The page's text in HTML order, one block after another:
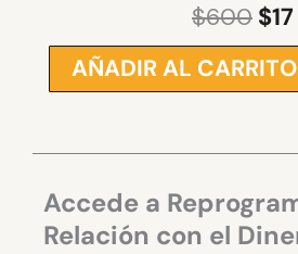
$600 El
$17
Reprograma
Dinero
Begoña
AÑADIR AL CARRITO
Accede a
Relación con el